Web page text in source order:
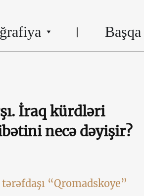
Başqa
İraq kürdləri
necə dəyişir?
“Qromadskoye”